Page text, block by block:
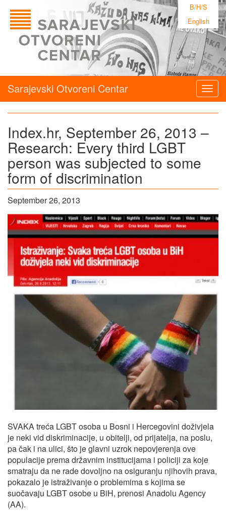
B/H/S
English
Sarajevski Otvoreni Centar
Index.hr, September 26, 2013 –
Research: Every third LGBT
person was subjected to some
form of discrimination
September 26, 2013
SVAKA treća LGBT osoba u Bosni i Hercegovini doživjela
je neki vid diskriminacije, u obitelji, od prijatelja, na poslu,
pa čak i na ulici, što je glavni uzrok nepovjerenja ove
populacije prema državnim institucijama i policiji za koje
smatraju da ne rade dovoljno na osiguranju njihovih prava,
pokazalo je istraživanje o problemima s kojima se
suočavaju LGBT osobe u BiH, prenosi Anadolu Agency
(AA).